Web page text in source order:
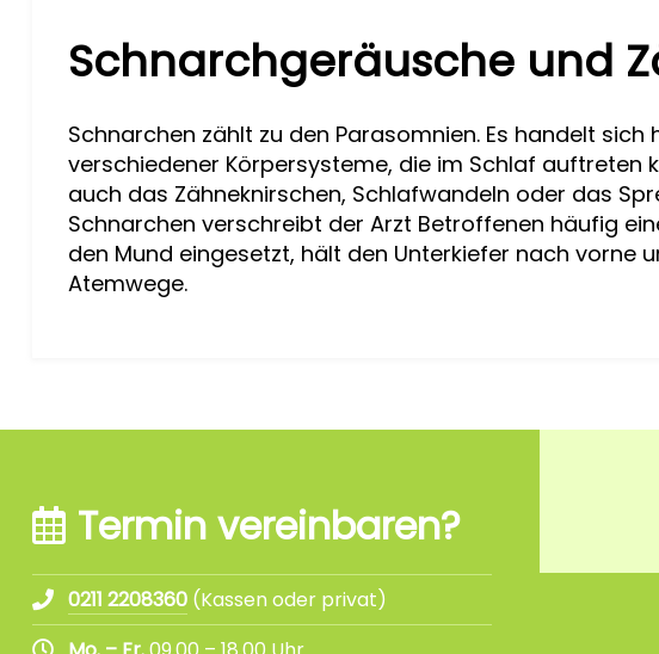
Schnarchgeräusche und
Schnarchen zählt zu den Parasomnien. Es handelt sich
verschiedener Körpersysteme, die im Schlaf auftreten
auch das Zähneknirschen, Schlafwandeln oder das
Schnarchen verschreibt der Arzt Betroffenen häufig
den Mund eingesetzt, hält den Unterkiefer nach vorne
Atemwege.
Termin vereinbaren?
0211 2208360 (Kassen oder privat)